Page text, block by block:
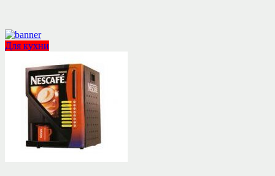
Для кухни